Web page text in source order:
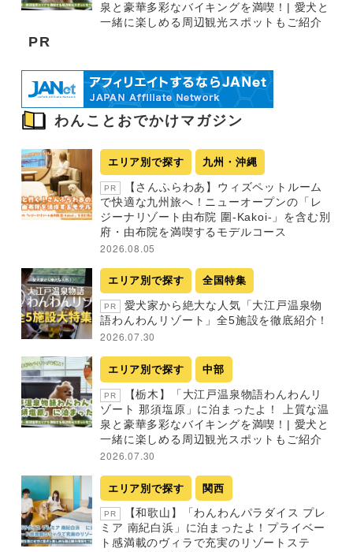
泉と豪華多彩なバイキングを満喫！| 愛犬と
一緒に楽しめる周辺観光スポットもご紹介
PR
わんことおでかけマガジン
エリア別で探す 九州・沖縄
PR
【さんふらわあ】ウィズペットルーム
で快適な九州旅へ！ニューオープンの「レ
ジーナリゾート由布院 圍-Kakoi-」を含む別
府・由布院を満喫するモデルコース
2026.08.05
エリア別で探す 全国特集
PR
愛犬家から絶大な人気「大江戸温泉物
語わんわんリゾート」全5施設を徹底紹介！
2026.07.30
エリア別で探す 中部
PR
【栃木】「大江戸温泉物語わんわんリ
ゾート 那須塩原」に泊まったよ！ 上質な温
泉と豪華多彩なバイキングを満喫！| 愛犬と
一緒に楽しめる周辺観光スポットもご紹介
2026.07.30
エリア別で探す 関西
PR
【和歌山】「わんわんパラダイス プレ
ミア 南紀白浜」に泊まったよ！プライベー
ト感満載のヴィラで充実のリゾートステ